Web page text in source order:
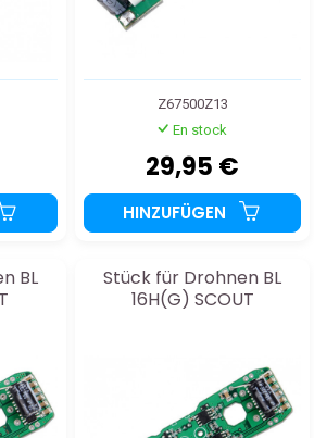
Z67500Z13
En stock
29,95 €
HINZUFÜGEN
BL
Stück für Drohnen BL
16H(G) SCOUT